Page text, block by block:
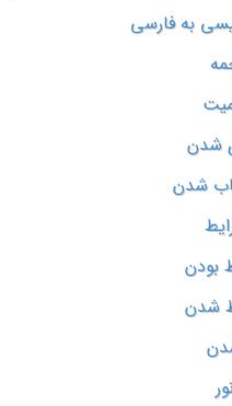
به فارسی
شدن
شدن
بودن
شدن